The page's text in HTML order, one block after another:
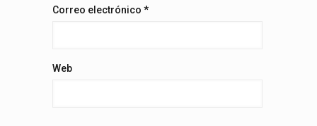
Correo electrónico *
Web